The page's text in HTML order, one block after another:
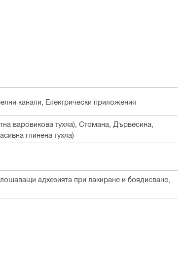
канали, Електрически приложения
варовикова тухла), Стомана, Дървесина,
глинена тухла)
адхезията при лакиране и боядисване,